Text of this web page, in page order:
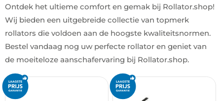
Ontdek het ultieme comfort en gemak bij Rollator.shop!
Wij bieden een uitgebreide collectie van topmerk
rollators die voldoen aan de hoogste kwaliteitsnormen.
Bestel vandaag nog uw perfecte rollator en geniet van
de moeiteloze aanschafervaring bij Rollator.shop.